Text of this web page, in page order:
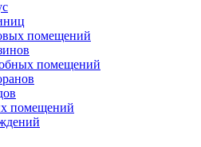
помещений
помещений
помещений